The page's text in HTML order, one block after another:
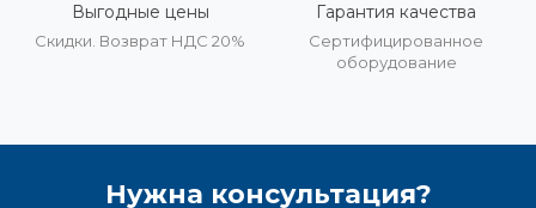
Выгодные цены
Скидки. Возврат НДС 20%
Гарантия качества
Сертифицированное
оборудование
Нужна консультация?